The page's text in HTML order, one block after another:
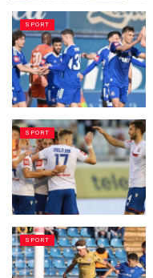
SPORT
SPORT
SPORT